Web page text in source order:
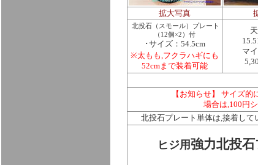
拡大写真
北投石（スモール）プレート
（12個×2）付
･サイズ：54.5cm
※太もも,フクラハギにも
52cmまで装着可能
マ
【お知らせ】
サイズ的
場合は,100円
北投石プレート単体は,接着して
ヒジ用強力北投